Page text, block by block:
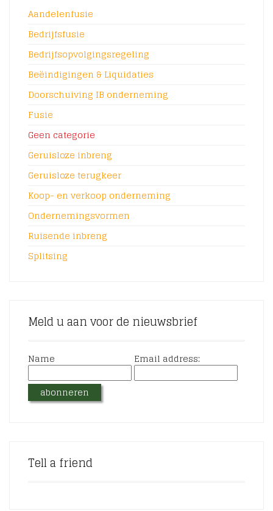
Aandelenfusie
Bedrijfsfusie
Bedrijfsopvolgingsregeling
Beëindigingen & Liquidaties
Doorschuiving IB onderneming
Fusie
Geen categorie
Geruisloze inbreng
Geruisloze terugkeer
Koop- en verkoop onderneming
Ondernemingsvormen
Ruisende inbreng
Splitsing
Meld u aan voor de nieuwsbrief
Name Email address:
Tell a friend